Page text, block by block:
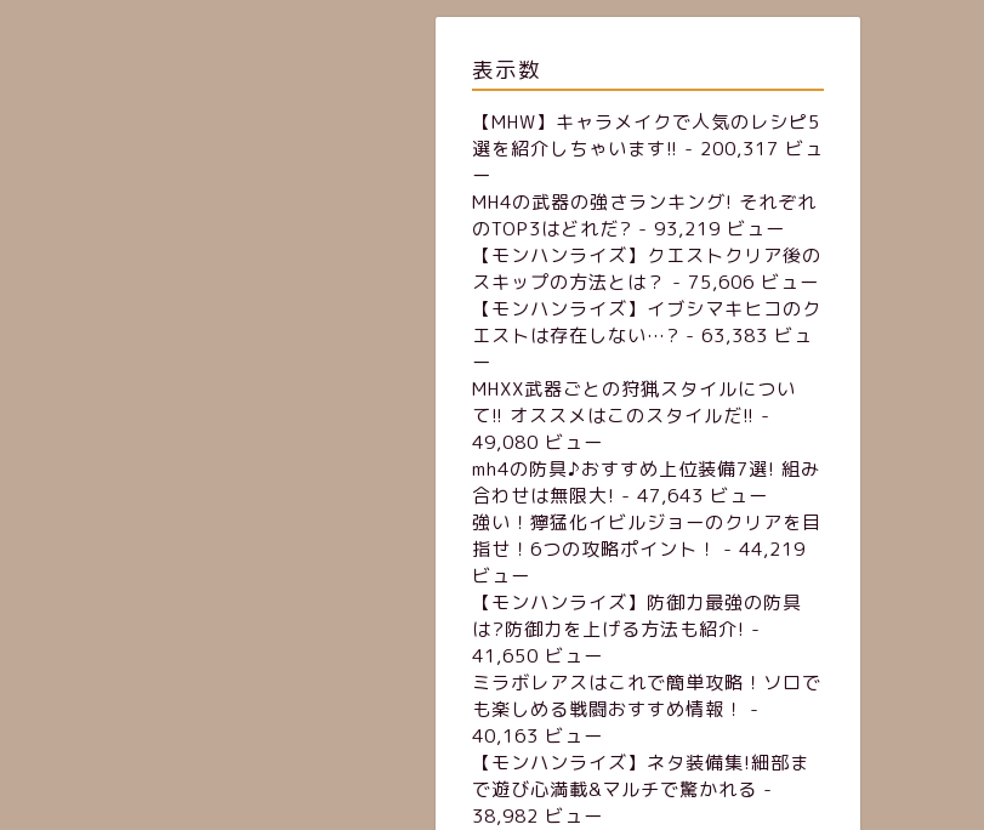
表示数
【MHW】キャラメイクで人気のレシピ5
選を紹介しちゃいます!! - 200,317 ビュ
ー
MH4の武器の強さランキング! それぞれ
のTOP3はどれだ? - 93,219 ビュー
【モンハンライズ】クエストクリア後の
スキップの方法とは？ - 75,606 ビュー
【モンハンライズ】イブシマキヒコのク
エストは存在しない…? - 63,383 ビュ
ー
MHXX武器ごとの狩猟スタイルについ
て!! オススメはこのスタイルだ!! -
49,080 ビュー
mh4の防具♪おすすめ上位装備7選! 組み
合わせは無限大! - 47,643 ビュー
強い！獰猛化イビルジョーのクリアを目
指せ！6つの攻略ポイント！
- 44,219
ビュー
【モンハンライズ】防御力最強の防具
は?防御力を上げる方法も紹介! -
41,650 ビュー
ミラボレアスはこれで簡単攻略！ソロで
も楽しめる戦闘おすすめ情報！
-
40,163 ビュー
【モンハンライズ】ネタ装備集!細部ま
で遊び心満載&マルチで驚かれる -
38,982 ビュー